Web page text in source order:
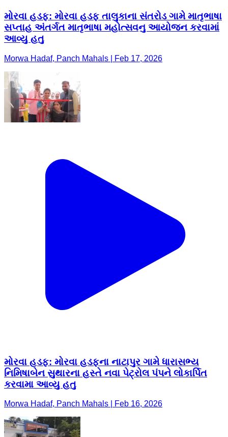
મોરવા હડફ: મોરવા હડફ તાલુકાના સંતરોડ ગામે માતૃભાષા
સપ્તાહ અંતર્ગત માતૃભાષા મહોત્સવનુ આયોજન કરવામાં
આવ્યુ હતુ
Morwa Hadaf, Panch Mahals | Feb 17, 2026
મોરવા હડફ: મોરવા હડફના નાટાપુર ગામે ધારાસભ્ય
નિમિષાબેન સુથારના હસ્તે નવા પેટ્રોલ પંપને લોકાર્પિત
કરવામા આવ્યુ હતુ
Morwa Hadaf, Panch Mahals | Feb 16, 2026